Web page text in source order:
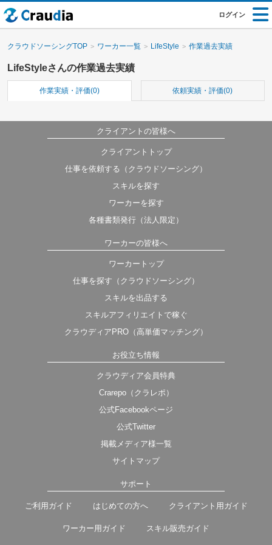
ログイン
クラウドソーシングTOP ワーカー一覧 LifeStyle 作業過去実績
LifeStyleさんの作業過去実績
作業実績・評価(0) 依頼実績・評価(0)
クライアントの皆様へ
クライアントトップ
仕事を依頼する（クラウドソーシング）
スキルを探す
ワーカーを探す
各種書類発行（法人限定）
ワーカーの皆様へ
ワーカートップ
仕事を探す（クラウドソーシング）
スキルを出品する
スキルアフィリエイトで稼ぐ
クラウディアPRO（高単価マッチング）
お役立ち情報
クラウディア会員特典
Crarepo（クラレポ）
公式Facebookページ
公式Twitter
掲載メディア様一覧
サイトマップ
サポート
ご利用ガイド はじめての方へ クライアント用ガイド
ワーカー用ガイド スキル販売ガイド